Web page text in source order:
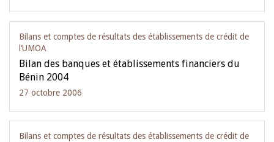
Bilans et comptes de résultats des établissements de crédit de
l‘UMOA
Bilan des banques et établissements financiers du
Bénin 2004
27 octobre 2006
Bilans et comptes de résultats des établissements de crédit de